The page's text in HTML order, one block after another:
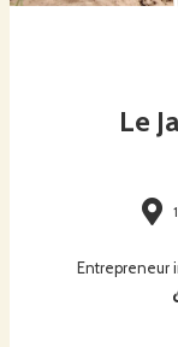
Le
Entrepreneur